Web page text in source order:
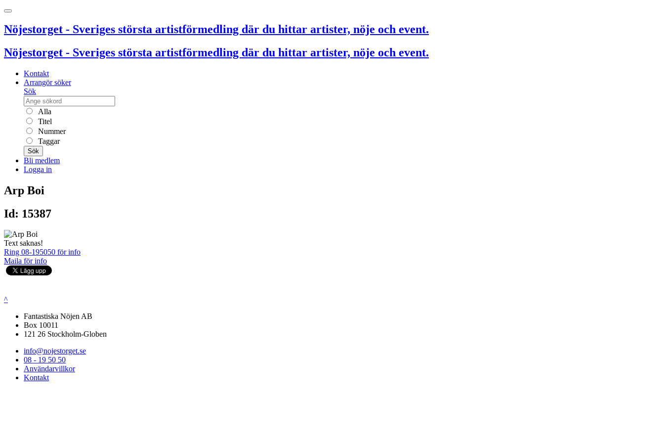
Nöjestorget - Sveriges största artistförmedling där du hittar artister, nöje och event.
Nöjestorget - Sveriges största artistförmedling där du hittar artister, nöje och event.
Kontakt
Arrangör söker
Sök
Alla
Titel
Nummer
Taggar
Sök
Bli medlem
Logga in
Arp Boi
Id: 15387
Text saknas!
Ring 08-195050 för info
Maila för info
^
Fantastiska Nöjen AB
Box 10011
121 26 Stockholm-Globen
info@nojestorget.se
08 - 19 50 50
Användarvillkor
Kontakt